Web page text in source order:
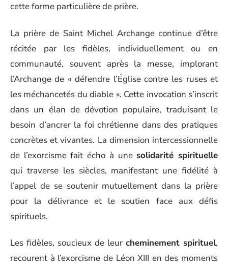
cette forme particulière de prière.
La prière de Saint Michel Archange continue d’être
récitée par les fidèles, individuellement ou en
communauté, souvent après la messe, implorant
l’Archange de « défendre l’Église contre les ruses et
les méchancetés du diable ». Cette invocation s’inscrit
dans un élan de dévotion populaire, traduisant le
besoin d’ancrer la foi chrétienne dans des pratiques
concrètes et vivantes. La dimension intercessionnelle
de l’exorcisme fait écho à une solidarité spirituelle
qui traverse les siècles, manifestant une fidélité à
l’appel de se soutenir mutuellement dans la prière
pour la délivrance et le soutien face aux défis
spirituels.
Les fidèles, soucieux de leur cheminement spirituel,
recourent à l’exorcisme de Léon XIII en des moments